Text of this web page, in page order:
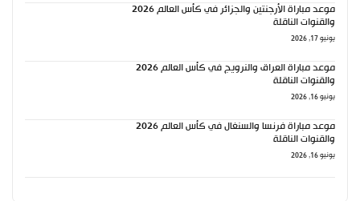
موعد مباراة الأرجنتين والجزائر في كأس العالم 2026
والقنوات الناقلة
يونيو 17, 2026
موعد مباراة العراق والنرويج في كأس العالم 2026
والقنوات الناقلة
يونيو 16, 2026
موعد مباراة فرنسا والسنغال في كأس العالم 2026
والقنوات الناقلة
يونيو 16, 2026